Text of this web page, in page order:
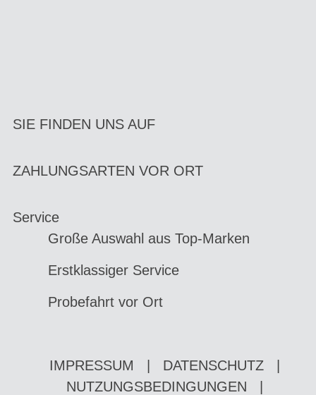
SIE FINDEN UNS AUF
ZAHLUNGSARTEN VOR ORT
Service
Große Auswahl aus Top-Marken
Erstklassiger Service
Probefahrt vor Ort
IMPRESSUM DATENSCHUTZ
NUTZUNGSBEDINGUNGEN